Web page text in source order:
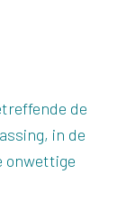
de
in de
onwettige